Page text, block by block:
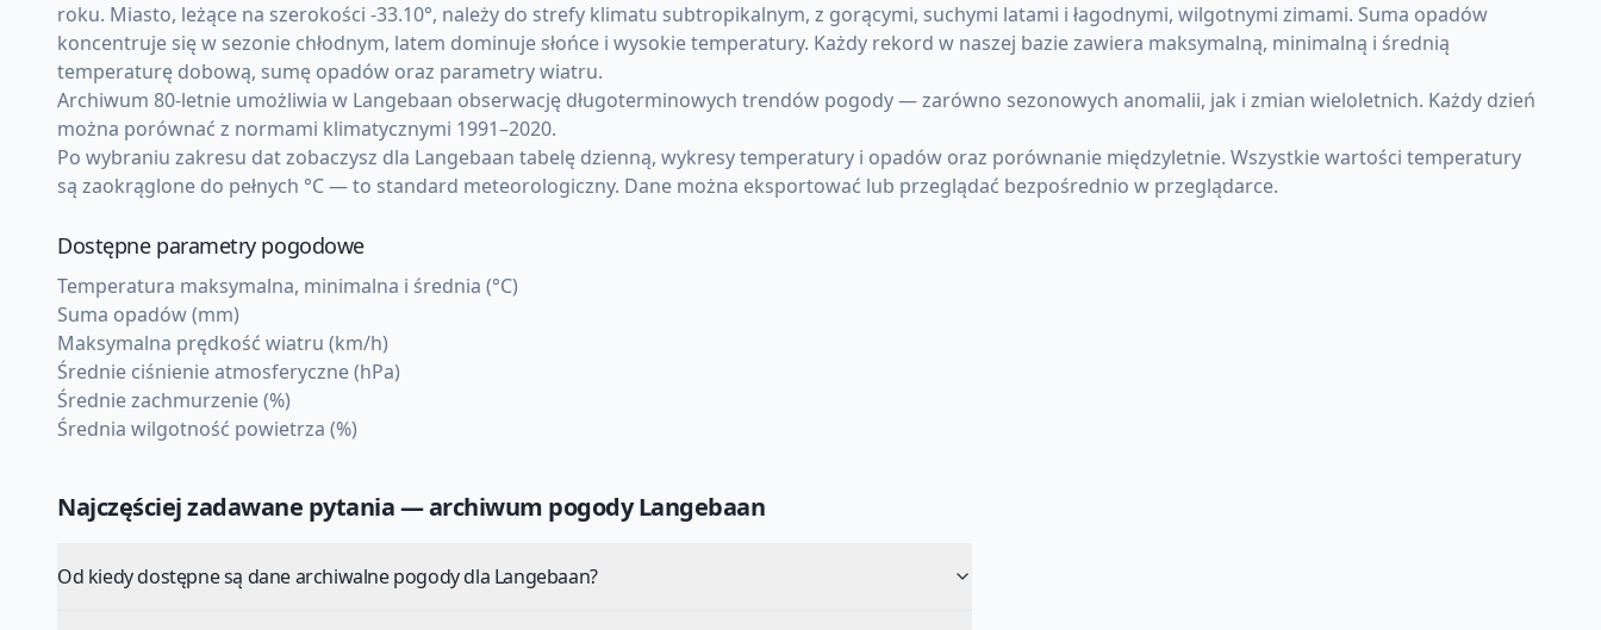
roku. Miasto, leżące na szerokości -33.10°, należy do strefy klimatu subtropikalnym, z gorącymi, suchymi latami i łagodnymi, wilgotnymi zimami. Suma opadów
koncentruje się w sezonie chłodnym, latem dominuje słońce i wysokie temperatury. Każdy rekord w naszej bazie zawiera maksymalną, minimalną i średnią
temperaturę dobową, sumę opadów oraz parametry wiatru.
Archiwum 80-letnie umożliwia w Langebaan obserwację długoterminowych trendów pogody — zarówno sezonowych anomalii, jak i zmian wieloletnich. Każdy dzień
można porównać z normami klimatycznymi 1991–2020.
Po wybraniu zakresu dat zobaczysz dla Langebaan tabelę dzienną, wykresy temperatury i opadów oraz porównanie międzyletnie. Wszystkie wartości temperatury
są zaokrąglone do pełnych °C — to standard meteorologiczny. Dane można eksportować lub przeglądać bezpośrednio w przeglądarce.
Dostępne parametry pogodowe
Temperatura maksymalna, minimalna i średnia (°C)
Suma opadów (mm)
Maksymalna prędkość wiatru (km/h)
Średnie ciśnienie atmosferyczne (hPa)
Średnie zachmurzenie (%)
Średnia wilgotność powietrza (%)
Najczęściej zadawane pytania — archiwum pogodyLangebaan
Od kiedy dostępne są dane archiwalne pogody dla Langebaan?